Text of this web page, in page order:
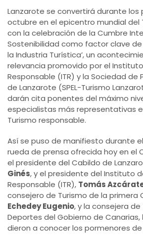
Lanzarote se convertirá durante los
octubre en el epicentro mundial del
con la celebración de la Cumbre
Sostenibilidad como factor clave
la Industria Turística’, un
relevancia promovido por el
Responsable (ITR) y la Sociedad de
de Lanzarote (SPEL-Turismo
darán cita ponentes del máximo
especialistas más representativas
Turismo responsable.
Así se puso de manifiesto durante
rueda de prensa ofrecida hoy en el
el presidente del Cabildo de
Ginés, y el presidente del Instituto
Responsable (ITR), Tomás
consejero de Turismo de la primera
Echedey Eugenio, y la consejera
Deportes del Gobierno de Canarias,
dieron a conocer los pormenores